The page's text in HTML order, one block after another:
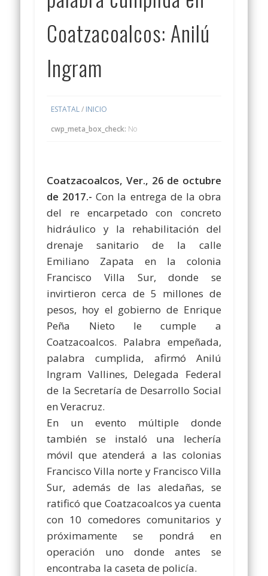
Coatzacoalcos: Anilú
Ingram
ESTATAL/ INICIO
cwp_meta_box_check: No
Coatzacoalcos, Ver., 26 de octubre
de 2017.- Con la entrega de la obra
del re encarpetado con concreto
hidráulico y la rehabilitación del
drenaje sanitario de la calle
Emiliano Zapata en la colonia
Francisco Villa Sur, donde se
invirtieron cerca de 5 millones de
pesos, hoy el gobierno de Enrique
Peña Nieto le cumple a
Coatzacoalcos. Palabra empeñada,
palabra cumplida, afirmó Anilú
Ingram Vallines, Delegada Federal
de la Secretaría de Desarrollo Social
en Veracruz.
En un evento múltiple donde
también se instaló una lechería
móvil que atenderá a las colonias
Francisco Villa norte y Francisco Villa
Sur, además de las aledañas, se
ratificó que Coatzacoalcos ya cuenta
con 10 comedores comunitarios y
próximamente se pondrá en
operación uno donde antes se
encontraba la caseta de policía.